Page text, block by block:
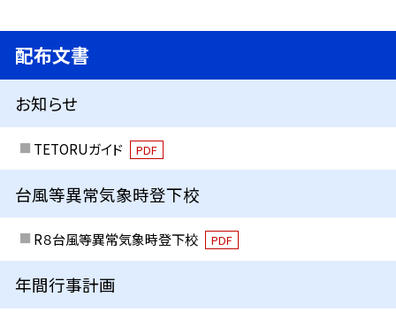
配布文書
お知らせ
TETORUガイド PDF
台風等異常気象時登下校
R８台風等異常気象時登下校 PDF
年間行事計画